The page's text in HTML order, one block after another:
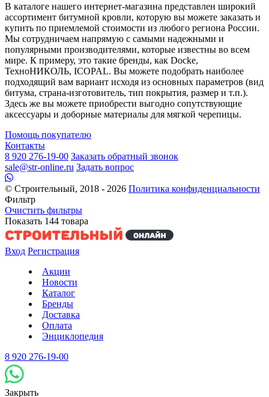
В каталоге нашего интернет-магазина представлен широкий
ассортимент битумной кровли, которую вы можете заказать и
купить по приемлемой стоимости из любого региона России.
Мы сотрудничаем напрямую с самыми надежными и
популярными производителями, которые известны во всем
мире. К примеру, это такие бренды, как Docke,
ТехноНИКОЛЬ, ICOPAL. Вы можете подобрать наиболее
подходящий вам вариант исходя из основных параметров (вид
битума, страна-изготовитель, тип покрытия, размер и т.п.).
Здесь же вы можете приобрести выгодно сопутствующие
аксессуары и доборные материалы для мягкой черепицы.
Помощь покупателю
Контакты
8 920 276-19-00 Заказать обратный звонок
sale@str-online.ru Задать вопрос
© Строительный, 2018 - 2026 Политика конфиденциальности
Фильтр
Очистить фильтры
Показать 144 товара
Вход Регистрация
Акции
Новости
Каталог
Бренды
Доставка
Оплата
Энциклопедия
8 920 276-19-00
Закрыть